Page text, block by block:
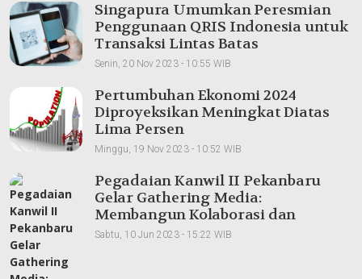
Singapura Umumkan Peresmian
Penggunaan QRIS Indonesia untuk
Transaksi Lintas Batas
Senin, 20 Nov 2023 - 10:55 WIB
Pertumbuhan Ekonomi 2024
Diproyeksikan Meningkat Diatas
Lima Persen
Minggu, 19 Nov 2023 - 10:52 WIB
Pegadaian Kanwil II Pekanbaru
Gelar Gathering Media:
Membangun Kolaborasi dan
Meningkatkan Pemahaman Produk
Sabtu, 10 Jun 2023 - 15:22 WIB